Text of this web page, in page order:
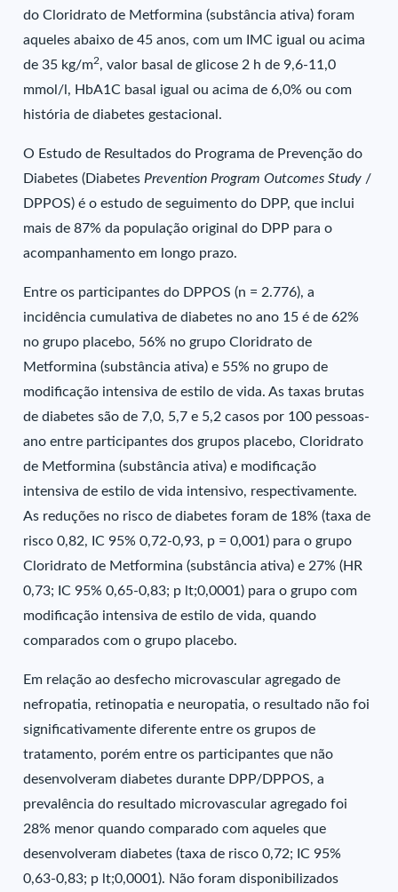
do Cloridrato de Metformina (substância ativa) foram
aqueles abaixo de 45 anos, com um IMC igual ou acima
de 35 kg/m2, valor basal de glicose 2 h de 9,6-11,0
mmol/l, HbA1C basal igual ou acima de 6,0% ou com
história de diabetes gestacional.
O Estudo de Resultados do Programa de Prevenção do
Diabetes (Diabetes Prevention Program Outcomes Study /
DPPOS) é o estudo de seguimento do DPP, que inclui
mais de 87% da população original do DPP para o
acompanhamento em longo prazo.
Entre os participantes do DPPOS (n = 2.776), a
incidência cumulativa de diabetes no ano 15 é de 62%
no grupo placebo, 56% no grupo Cloridrato de
Metformina (substância ativa) e 55% no grupo de
modificação intensiva de estilo de vida. As taxas brutas
de diabetes são de 7,0, 5,7 e 5,2 casos por 100 pessoas-
ano entre participantes dos grupos placebo, Cloridrato
de Metformina (substância ativa) e modificação
intensiva de estilo de vida intensivo, respectivamente.
As reduções no risco de diabetes foram de 18% (taxa de
risco 0,82, IC 95% 0,72-0,93, p = 0,001) para o grupo
Cloridrato de Metformina (substância ativa) e 27% (HR
0,73; IC 95% 0,65-0,83; p lt;0,0001) para o grupo com
modificação intensiva de estilo de vida, quando
comparados com o grupo placebo.
Em relação ao desfecho microvascular agregado de
nefropatia, retinopatia e neuropatia, o resultado não foi
significativamente diferente entre os grupos de
tratamento, porém entre os participantes que não
desenvolveram diabetes durante DPP/DPPOS, a
prevalência do resultado microvascular agregado foi
28% menor quando comparado com aqueles que
desenvolveram diabetes (taxa de risco 0,72; IC 95%
0,63-0,83; p lt;0,0001). Não foram disponibilizados